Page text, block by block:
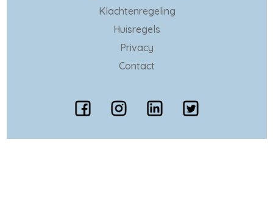
Klachtenregeling
Huisregels
Privacy
Contact